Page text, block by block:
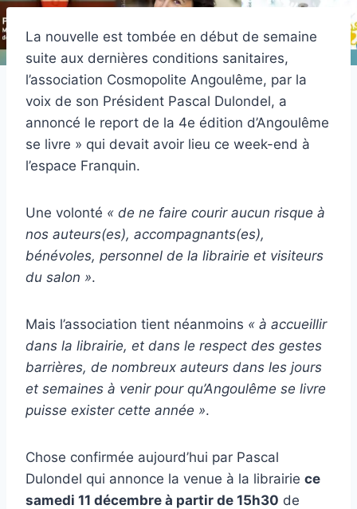
La nouvelle est tombée en début de semaine
suite aux dernières conditions sanitaires,
l’association Cosmopolite Angoulême, par la
voix de son Président Pascal Dulondel, a
annoncé le report de la 4e édition d’Angoulême
se livre » qui devait avoir lieu ce week-end à
l’espace Franquin.
Une volonté « de ne faire courir aucun risque à
nos auteurs(es), accompagnants(es),
bénévoles, personnel de la librairie et visiteurs
du salon ».
Mais l’association tient néanmoins « à accueillir
dans la librairie, et dans le respect des gestes
barrières, de nombreux auteurs dans les jours
et semaines à venir pour qu’Angoulême se livre
puisse exister cette année ».
Chose confirmée aujourd’hui par Pascal
Dulondel qui annonce la venue à la librairie ce
samedi 11 décembre à partir de 15h30 de